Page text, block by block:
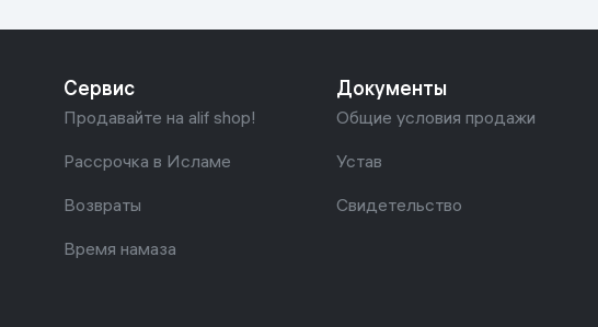
Сервис
Продавайте на alif shop!
Рассрочка в Исламе
Возвраты
Время намаза
Документы
Общие условия продажи
Устав
Свидетельство